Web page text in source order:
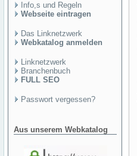
Info,s und Regeln
Webseite eintragen
Das Linknetzwerk
Webkatalog anmelden
Linknetzwerk
Branchenbuch
FULL SEO
Passwort vergessen?
Aus unserem Webkatalog